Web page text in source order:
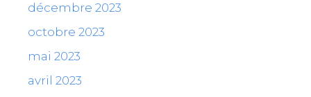
décembre 2023
octobre 2023
mai 2023
avril 2023